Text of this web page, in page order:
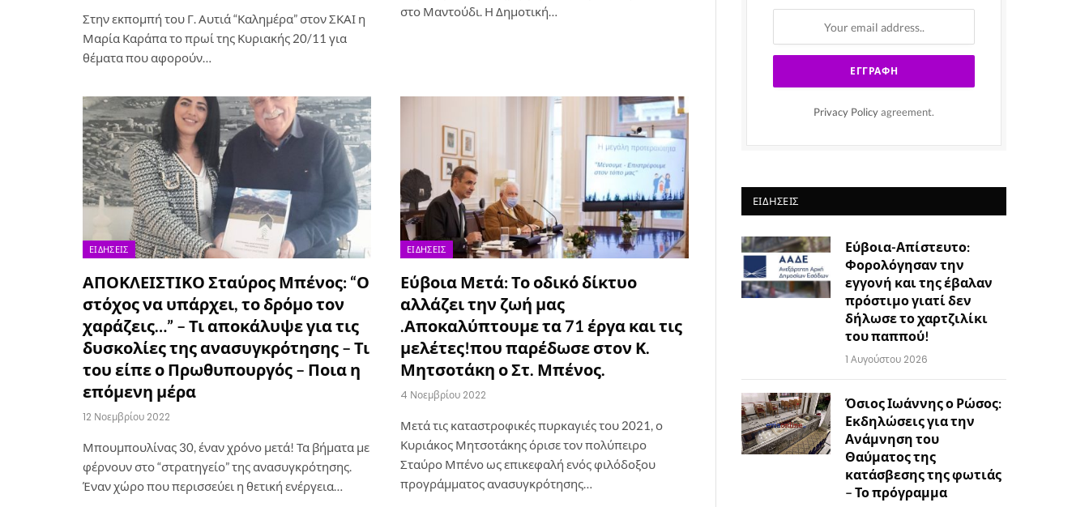
Στην εκπομπή του Γ. Αυτιά “Καλημέρα” στον ΣΚΑΙ η
Μαρία Καράπα το πρωί της Κυριακής 20/11 για
θέματα που αφορούν…
στο Μαντούδι. Η Δημοτική…
ΕΙΔΉΣΕΙΣ
ΑΠΟΚΛΕΙΣΤΙΚΟ Σταύρος Μπένος: “Ο
στόχος να υπάρχει, το δρόμο τον
χαράζεις…” – Τι αποκάλυψε για τις
δυσκολίες της ανασυγκρότησης – Τι
του είπε ο Πρωθυπουργός – Ποια η
επόμενη μέρα
12 Νοεμβρίου 2022
Μπουμπουλίνας 30, έναν χρόνο μετά! Τα βήματα με
φέρνουν στο “στρατηγείο” της ανασυγκρότησης.
Έναν χώρο που περισσεύει η θετική ενέργεια…
ΕΙΔΉΣΕΙΣ
Εύβοια Μετά: Το οδικό δίκτυο
αλλάζει την ζωή μας
.Αποκαλύπτουμε τα 71 έργα και τις
μελέτες!που παρέδωσε στον Κ.
Μητσοτάκη ο Στ. Μπένος.
4 Νοεμβρίου 2022
Μετά τις καταστροφικές πυρκαγιές του 2021, ο
Κυριάκος Μητσοτάκης όρισε τον πολύπειρο
Σταύρο Μπένο ως επικεφαλή ενός φιλόδοξου
προγράμματος ανασυγκρότησης…
Privacy Policy agreement.
ΕΙΔΉΣΕΙΣ
Εύβοια-Απίστευτο:
Φορολόγησαν την
εγγονή και της έβαλαν
πρόστιμο γιατί δεν
δήλωσε το χαρτζιλίκι
του παππού!
1 Αυγούστου 2026
Όσιος Ιωάννης ο Ρώσος:
Εκδηλώσεις για την
Ανάμνηση του
Θαύματος της
κατάσβεσης της φωτιάς
– Το πρόγραμμα